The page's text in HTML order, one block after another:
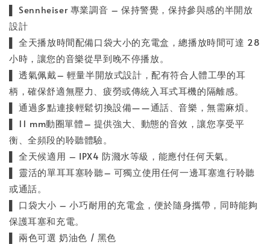
▌ Sennheiser 專業調音 – 保持警覺，保持參與感的半開放
設計
▌ 全天播放時間配備口袋大小的充電盒，總播放時間可達 28
小時，讓您的音樂從早到晚不停播放。
▌ 透氣佩戴– 輕量半開放式設計，配有符合人體工學的耳
柄，確保舒適無壓力、疲勞或傳統入耳式耳機的隔離感。
▌ 通過多點連接輕鬆切換設備——通話、音樂，無需麻煩。
▌ 11 mm動圈單體– 提供強大、動態的音效，讓您享受平
衡、全頻段的聆聽體驗。
▌ 全天候適用 – IPX4 防濺水等級，能應付任何天氣。
▌ 靈活的單耳耳塞聆聽– 可獨立使用任何一邊耳塞進行聆聽
或通話。
▌ 口袋大小 – 小巧耐用的充電盒，便於隨身攜帶，同時能夠
保護耳塞和充電。
▌ 兩色可選 奶油色 / 黑色